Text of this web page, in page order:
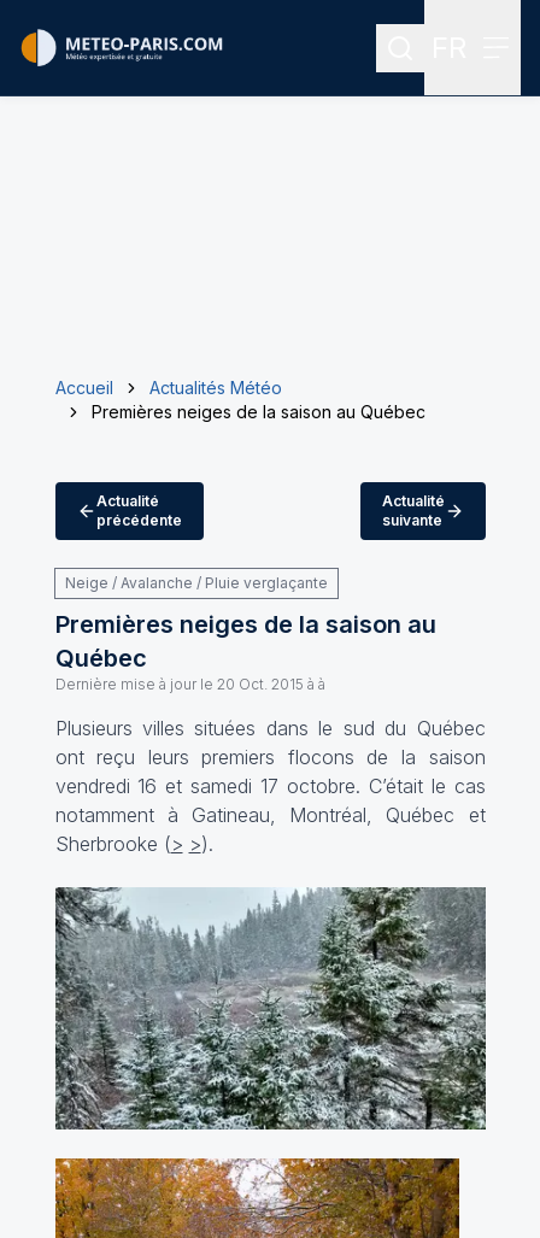
Rechercher
Accueil
Actualités Météo
Premières neiges de la saison au Québec
Actualité
précédente
Actualité
suivante
Neige / Avalanche / Pluie verglaçante
Premières neiges de la saison au
Québec
Dernière mise à jour le 20 Oct. 2015 à à
Plusieurs villes situées dans le sud du Québec
ont reçu leurs premiers flocons de la saison
vendredi 16 et samedi 17 octobre. C’était le cas
notamment à Gatineau, Montréal, Québec et
Sherbrooke (> >).